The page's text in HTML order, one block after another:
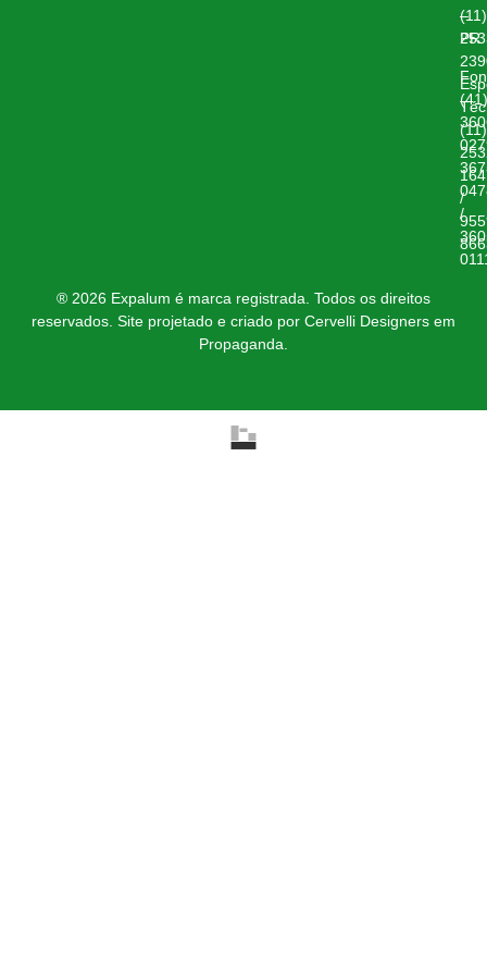
–
PR
(41)
/
(11)
(11)
/
® 2026 Expalum é marca registrada. Todos os direitos
reservados. Site projetado e criado por Cervelli Designers em
Propaganda.